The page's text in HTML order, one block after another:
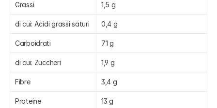
Grassi 1,5 g
di cui: Acidi grassi saturi 0,4 g
Carboidrati 71 g
di cui: Zuccheri 1,9 g
Fibre 3,4 g
Proteine 13 g